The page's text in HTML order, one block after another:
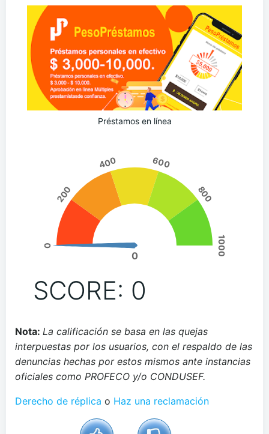
Préstamos en línea
0
200
400 600
800
1000
0
SCORE: 0
Nota: La calificación se basa en las quejas
interpuestas por los usuarios, con el respaldo de las
denuncias hechas por estos mismos ante instancias
oficiales como PROFECO y/o CONDUSEF.
Derecho de réplica o Haz una reclamación